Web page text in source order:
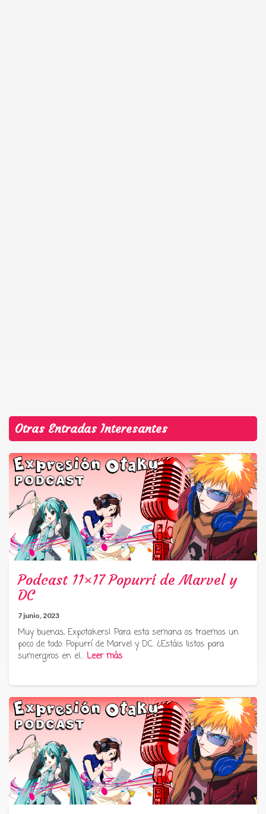
Otras Entradas Interesantes
Podcast 11×17 Popurrí de Marvel y
DC
7 junio, 2023
Muy buenas, Expotakers! Para esta semana os traemos un
poco de todo: Popurrí de Marvel y DC. ¿Estáis listos para
sumergiros en el… Leer más